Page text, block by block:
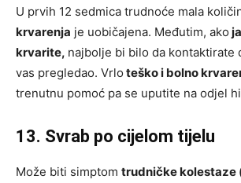
U prvih 12 sedmica trudnoće mala
krvarenja je uobičajena. Međutim, ako
krvarite, najbolje bi bilo da kontaktirate
vas pregledao. Vrlo teško i bolno
trenutnu pomoć pa se uputite na odjel
13. Svrab po cijelom tijelu
Može biti simptom trudničke kolestaze